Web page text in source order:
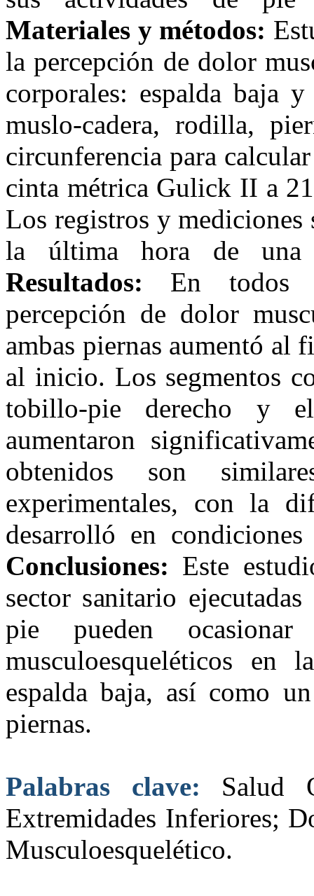
Materiales y métodos:
la percepción de dolor
corporales: espalda baja
muslo-cadera, rodilla,
circunferencia para
cinta métrica Gulick II a
Los registros y
la última hora de una
Resultados: En todos
percepción de dolor
ambas piernas aumentó al
al inicio. Los segmentos
tobillo-pie derecho y
aumentaron
obtenidos son
experimentales, con la
desarrolló en
Conclusiones: Este
sector sanitario
pie pueden
musculoesqueléticos en
espalda baja, así como
piernas.
Palabras clave: Salud
Extremidades Inferiores;
Musculoesquelético.